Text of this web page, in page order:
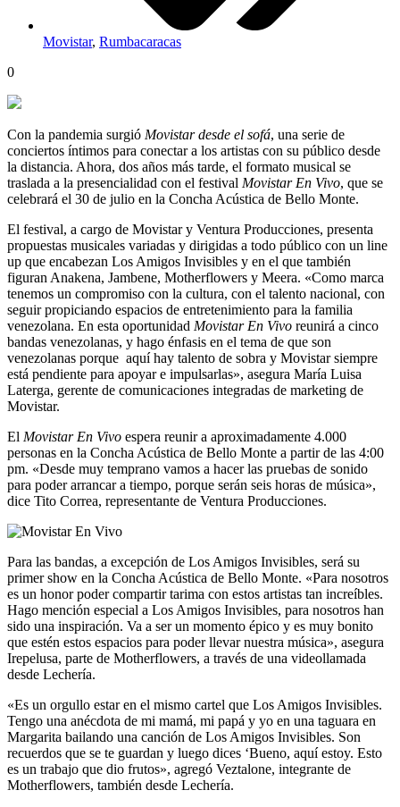
Movistar, Rumbacaracas
0
Con la pandemia surgió Movistar desde el sofá, una serie de
conciertos íntimos para conectar a los artistas con su público desde
la distancia. Ahora, dos años más tarde, el formato musical se
traslada a la presencialidad con el festival Movistar En Vivo, que se
celebrará el 30 de julio en la Concha Acústica de Bello Monte.
El festival, a cargo de Movistar y Ventura Producciones, presenta
propuestas musicales variadas y dirigidas a todo público con un line
up que encabezan Los Amigos Invisibles y en el que también
figuran Anakena, Jambene, Motherflowers y Meera. «Como marca
tenemos un compromiso con la cultura, con el talento nacional, con
seguir propiciando espacios de entretenimiento para la familia
venezolana. En esta oportunidad Movistar En Vivo reunirá a cinco
bandas venezolanas, y hago énfasis en el tema de que son
venezolanas porque aquí hay talento de sobra y Movistar siempre
está pendiente para apoyar e impulsarlas», asegura María Luisa
Laterga, gerente de comunicaciones integradas de marketing de
Movistar.
El Movistar En Vivo espera reunir a aproximadamente 4.000
personas en la Concha Acústica de Bello Monte a partir de las 4:00
pm. «Desde muy temprano vamos a hacer las pruebas de sonido
para poder arrancar a tiempo, porque serán seis horas de música»,
dice Tito Correa, representante de Ventura Producciones.
Para las bandas, a excepción de Los Amigos Invisibles, será su
primer show en la Concha Acústica de Bello Monte. «Para nosotros
es un honor poder compartir tarima con estos artistas tan increíbles.
Hago mención especial a Los Amigos Invisibles, para nosotros han
sido una inspiración. Va a ser un momento épico y es muy bonito
que estén estos espacios para poder llevar nuestra música», asegura
Irepelusa, parte de Motherflowers, a través de una videollamada
desde Lechería.
«Es un orgullo estar en el mismo cartel que Los Amigos Invisibles.
Tengo una anécdota de mi mamá, mi papá y yo en una taguara en
Margarita bailando una canción de Los Amigos Invisibles. Son
recuerdos que se te guardan y luego dices ‘Bueno, aquí estoy. Esto
es un trabajo que dio frutos», agregó Veztalone, integrante de
Motherflowers, también desde Lechería.